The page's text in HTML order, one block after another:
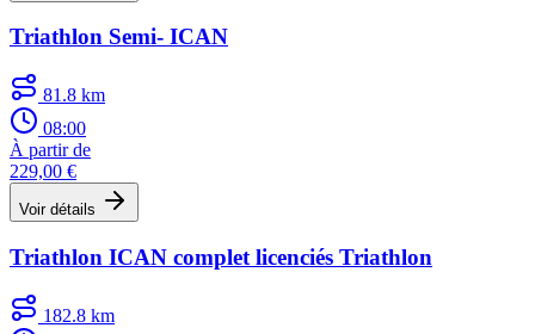
Triathlon Semi- ICAN
81.8 km
08:00
À partir de
229,00 €
Voir détails
Triathlon ICAN complet licenciés Triathlon
182.8 km